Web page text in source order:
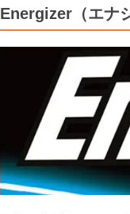
Energizer（エナ